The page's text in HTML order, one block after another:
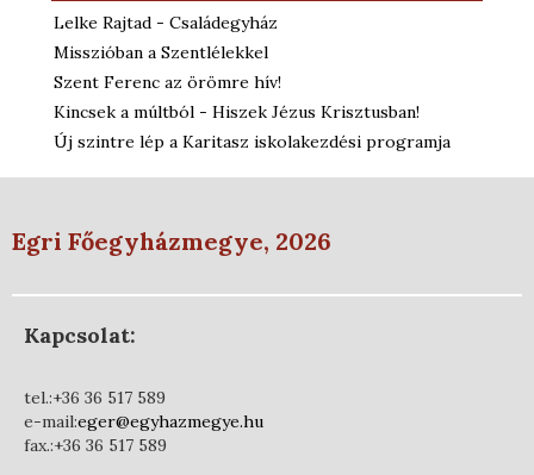
Lelke Rajtad - Családegyház
Misszióban a Szentlélekkel
Szent Ferenc az örömre hív!
Kincsek a múltból - Hiszek Jézus Krisztusban!
Új szintre lép a Karitasz iskolakezdési programja
Egri Főegyházmegye, 2026
Kapcsolat:
tel.:+36 36 517 589
e-mail:eger@egyhazmegye.hu
fax.:+36 36 517 589